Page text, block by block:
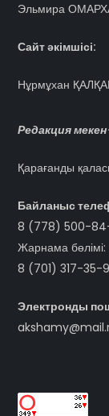
Эльмира
Сайт әкімшісі:
Нұрмұхан
Редакция
Қарағанды
Байланыс
8 (778) 500-
Жарнама бөлімі:
8 (701) 317-35-
Электронды